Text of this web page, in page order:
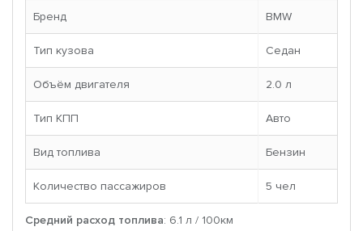
Бренд BMW
Тип кузова Седан
Объём двигателя 2.0 л
Тип КПП Авто
Вид топлива Бензин
Количество пассажиров 5 чел
Средний расход топлива: 6.1 л / 100км